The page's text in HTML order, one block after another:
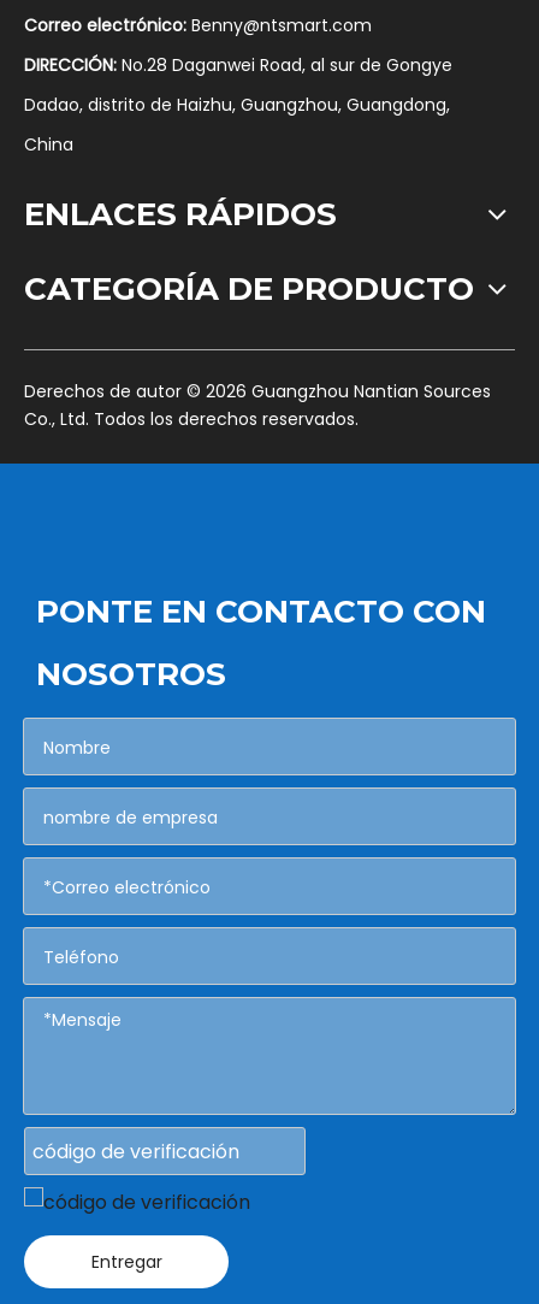
Correo electrónico: Benny@ntsmart.com
DIRECCIÓN: No.28 Daganwei Road, al sur de Gongye
Dadao, distrito de Haizhu, Guangzhou, Guangdong,
China
ENLACES RÁPIDOS
CATEGORÍA DE PRODUCTO
​Derechos de autor © 2026 Guangzhou Nantian Sources
Co., Ltd. Todos los derechos reservados.
PONTE EN CONTACTO CON
NOSOTROS
Entregar